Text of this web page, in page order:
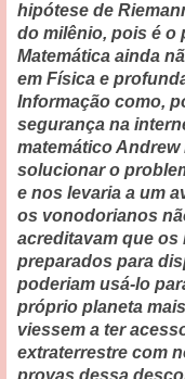
hipótese de
do milênio, pois é o
Matemática ainda
em Física e
Informação como,
segurança na
matemático
solucionar o
e nos levaria a um
os vonodorianos
acreditavam que os
preparados para
poderiam usá-lo
próprio planeta
viessem a ter
extraterrestre com